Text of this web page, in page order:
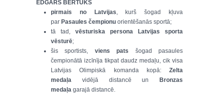
EDGARS BERTUKS
pirmais no Latvijas, kurš šogad kļuva
par Pasaules čempionu orientēšanās sportā;
tā tad, vēsturiska persona Latvijas sporta
vēsturē;
šis sportists, viens pats šogad pasaules
čempionātā izcīnīja tikpat daudz medaļu, cik visa
Latvijas Olimpiskā komanda kopā: Zelta
medaļa vidējā distancē un
Bronzas
medaļa garajā distancē.